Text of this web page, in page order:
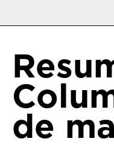
de